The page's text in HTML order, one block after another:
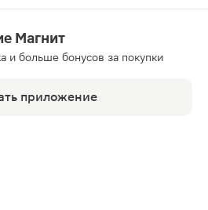
Магнит
и больше бонусов за покупки
приложение